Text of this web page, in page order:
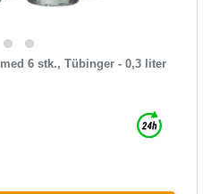
6 stk., Tübinger - 0,3 liter